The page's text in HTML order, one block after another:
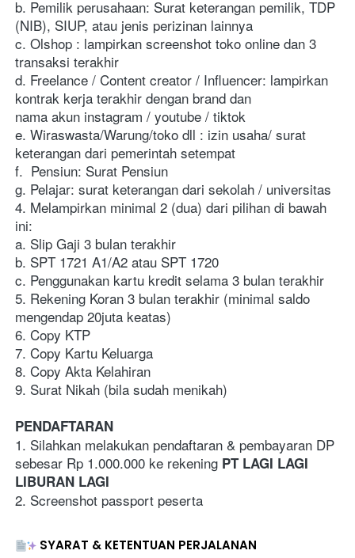
b. Pemilik perusahaan: Surat keterangan pemilik, TDP
(NIB), SIUP, atau jenis perizinan lainnya
c. Olshop : lampirkan screenshot toko online dan 3
transaksi terakhir
d. Freelance / Content creator / Influencer: lampirkan
kontrak kerja terakhir dengan brand dan
nama akun instagram / youtube / tiktok
e. Wiraswasta/Warung/toko dll : izin usaha/ surat
keterangan dari pemerintah setempat
f.  Pensiun: Surat Pensiun
g. Pelajar: surat keterangan dari sekolah / universitas
4. Melampirkan minimal 2 (dua) dari pilihan di bawah
ini:
a. Slip Gaji 3 bulan terakhir
b. SPT 1721 A1/A2 atau SPT 1720
c. Penggunakan kartu kredit selama 3 bulan terakhir
5. Rekening Koran 3 bulan terakhir (minimal saldo
mengendap 20juta keatas)
6. Copy KTP
7. Copy Kartu Keluarga
8. Copy Akta Kelahiran
9. Surat Nikah (bila sudah menikah)
PENDAFTARAN
1. Silahkan melakukan pendaftaran & pembayaran DP
sebesar Rp 1.000.000 ke rekening PT LAGI LAGI
LIBURAN LAGI
2. Screenshot passport peserta
SYARAT & KETENTUAN PERJALANAN